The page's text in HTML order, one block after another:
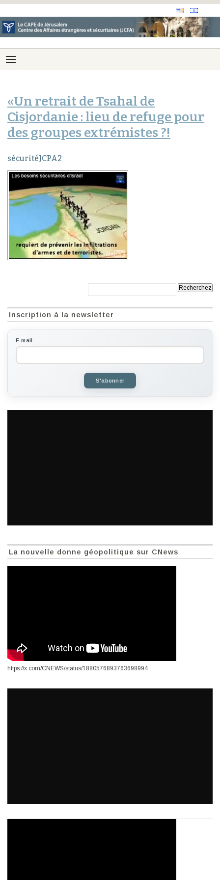
«Un retrait de Tsahal de
Cisjordanie : lieu de refuge pour
des groupes extrémistes ?!
sécuritéJCPA2
Inscription à la newsletter
E-mail
S'abonner
La nouvelle donne géopolitique sur CNews
https://x.com/CNEWS/status/1880576893763698994